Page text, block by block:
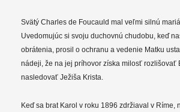
Svätý Charles de Foucauld mal veľmi silnú
Uvedomujúc si svoju duchovnú chudobu, keď
obrátenia, prosil o ochranu a vedenie Matku
nádeji, že na jej príhovor získa milosť rozlišovať
nasledovať Ježiša Krista.
Keď sa brat Karol v roku 1896 zdržiaval v Ríme,